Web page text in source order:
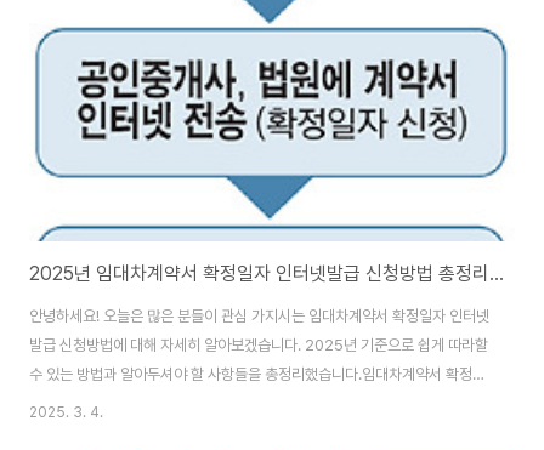
더 쉬워졌다!2025년부터 국립공원 탐방로 예약 방법이 다양해졌습니다. 기존
에는 인터넷이나 모바일 앱을 통한 예약만 가능했지만, 이제는 전화 한 통으로
도 쉽게 국립공원 탐방로 예약이 가..
2025년 임대차계약서 확정일자 인터넷발급 신청방법 총정리 (간편조회/발급/확인)
안녕하세요! 오늘은 많은 분들이 관심 가지시는 임대차계약서 확정일자 인터넷
발급 신청방법에 대해 자세히 알아보겠습니다. 2025년 기준으로 쉽게 따라할
수 있는 방법과 알아두셔야 할 사항들을 총정리했습니다.임대차계약서 확정일
자란 무엇인가요?임대차계약서 확정일자는 임대차계약의 체결 시점을 공적으
2025. 3. 4.